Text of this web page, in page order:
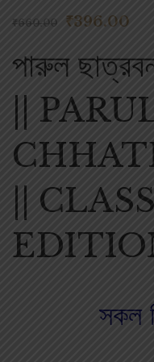
₹ 660.00 ₹396.00
পারুল
||
||
সকল